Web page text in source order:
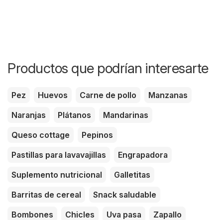
Productos que podrían interesarte
Pez Huevos Carne de pollo
Manzanas
Naranjas
Plátanos
Mandarinas
Queso cottage
Pepinos
Pastillas para lavavajillas
Engrapadora
Suplemento nutricional
Galletitas
Barritas de cereal
Snack saludable
Bombones
Chicles Uva pasa
Zapallo